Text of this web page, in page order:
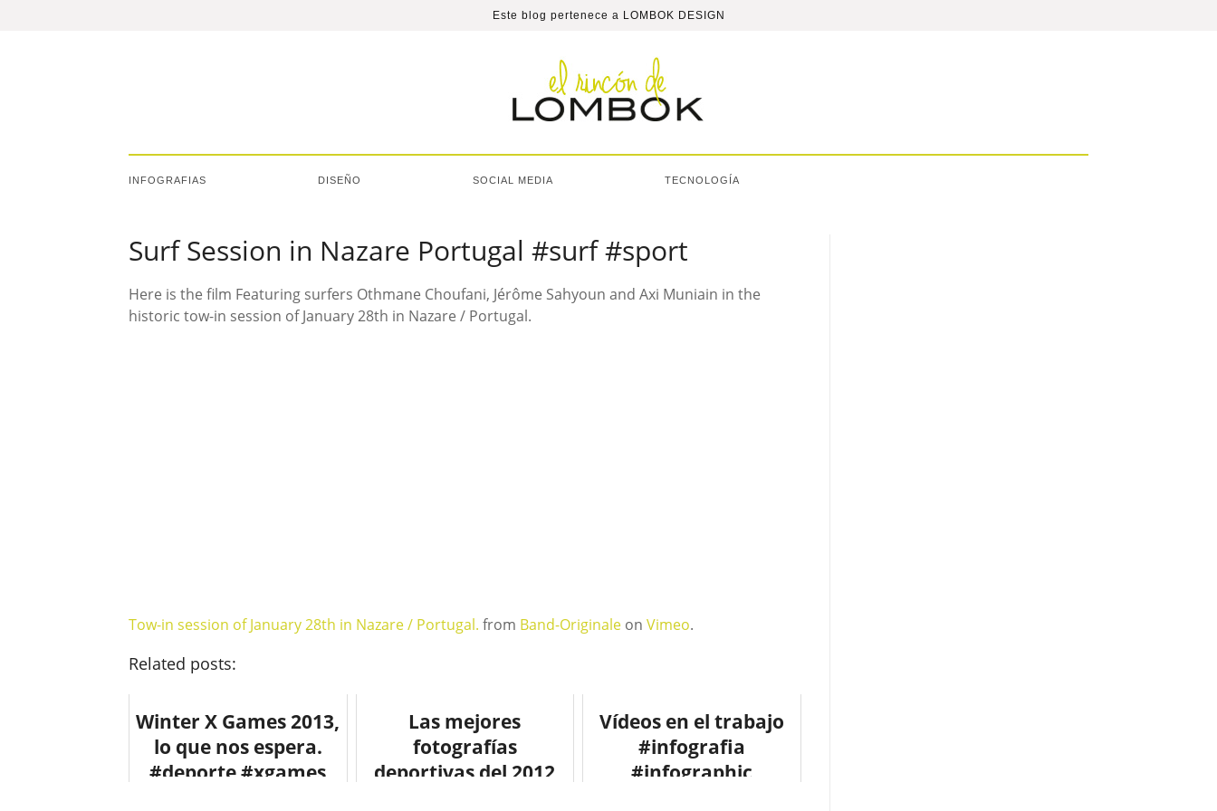
Este blog pertenece a LOMBOK DESIGN
INFOGRAFIAS DISEÑO SOCIAL MEDIA TECNOLOGÍA
Surf Session in Nazare Portugal #surf #sport
Here is the film Featuring surfers Othmane Choufani, Jérôme Sahyoun and Axi Muniain in the
historic tow-in session of January 28th in Nazare / Portugal.
Tow-in session of January 28th in Nazare / Portugal. from Band-Originale on Vimeo.
Related posts:
Winter X Games 2013,
lo que nos espera.
#deporte #xgames
Las mejores
fotografías
deportivas del 2012
Vídeos en el trabajo
#infografia
#infographic